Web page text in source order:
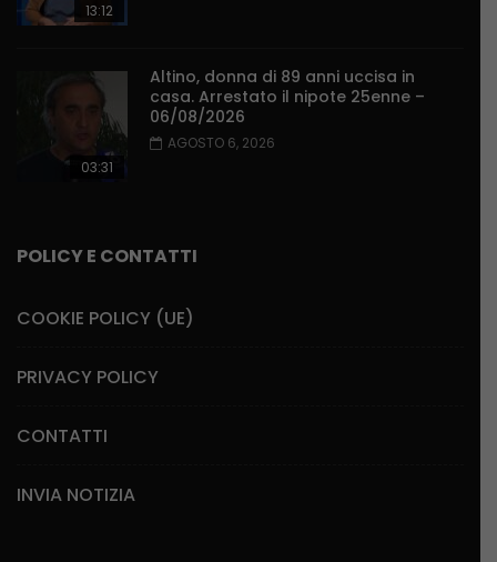
13:12
03:31
Altino, donna di 89 anni uccisa in
casa. Arrestato il nipote 25enne –
06/08/2026
AGOSTO 6, 2026
POLICY E CONTATTI
COOKIE POLICY (UE)
PRIVACY POLICY
CONTATTI
INVIA NOTIZIA